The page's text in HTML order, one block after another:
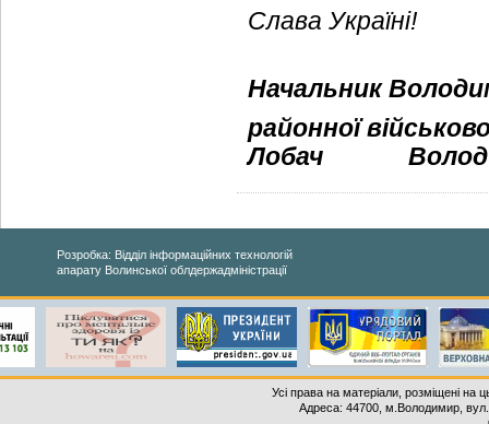
Слава Україні!
Начальник
районної
Лобач
Розробка: Відділ інформаційних технологій
апарату Волинської облдержадміністрації
Усі права на матеріали, розміщені на
Адреса: 44700, м.Володимир,